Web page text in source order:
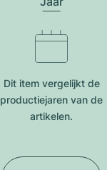
Dit item vergelijkt de
productiejar​en van de
artikelen.